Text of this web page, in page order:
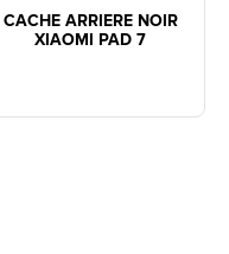
CACHE ARRIERE NOIR
XIAOMI PAD 7